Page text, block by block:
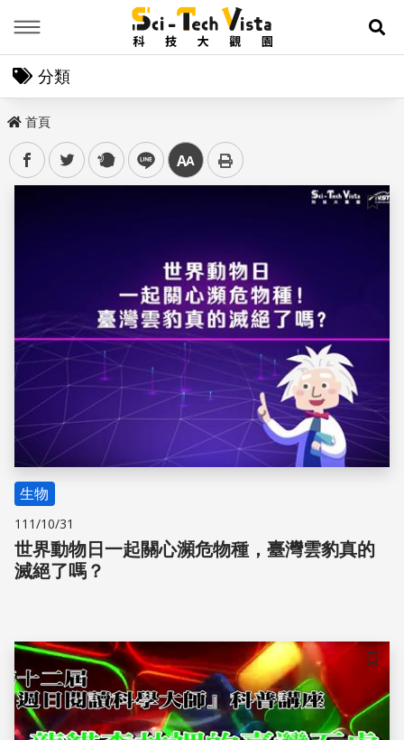
展
分類
首頁
facebooktwitter plurk line 中
儲存
生物
111/10/31
世界動物日一起關心瀕危物種，臺灣雲豹真的
滅絕了嗎？
儲存